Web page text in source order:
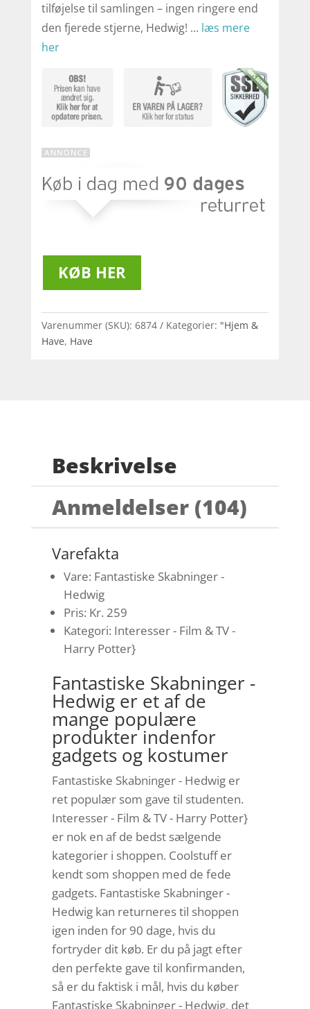
tilføjelse til samlingen – ingen ringere end
den fjerede stjerne, Hedwig! … læs mere
her
KØB HER
Varenummer (SKU): 6874 Kategorier: "Hjem &
Have, Have
Beskrivelse
Anmeldelser (104)
Varefakta
Vare: Fantastiske Skabninger -
Hedwig
Pris: Kr. 259
Kategori: Interesser - Film & TV -
Harry Potter}
Fantastiske Skabninger -
Hedwig er et af de
mange populære
produkter indenfor
gadgets og kostumer
Fantastiske Skabninger - Hedwig er
ret populær som gave til studenten.
Interesser - Film & TV - Harry Potter}
er nok en af de bedst sælgende
kategorier i shoppen. Coolstuff er
kendt som shoppen med de fede
gadgets. Fantastiske Skabninger -
Hedwig kan returneres til shoppen
igen inden for 90 dage, hvis du
fortryder dit køb. Er du på jagt efter
den perfekte gave til konfirmanden,
så er du faktisk i mål, hvis du køber
Fantastiske Skabninger - Hedwig, det